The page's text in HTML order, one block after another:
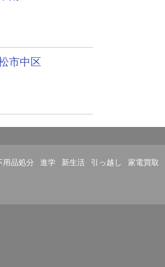
市中区
用品処分 進学 新生活 引っ越し 家電買取